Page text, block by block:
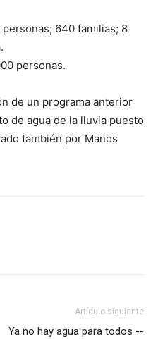
640 familias; 8
personas.
de un programa anterior
de agua de la lluvia puesto
también por Manos
Artículo siguiente
Ya no hay agua para todos --